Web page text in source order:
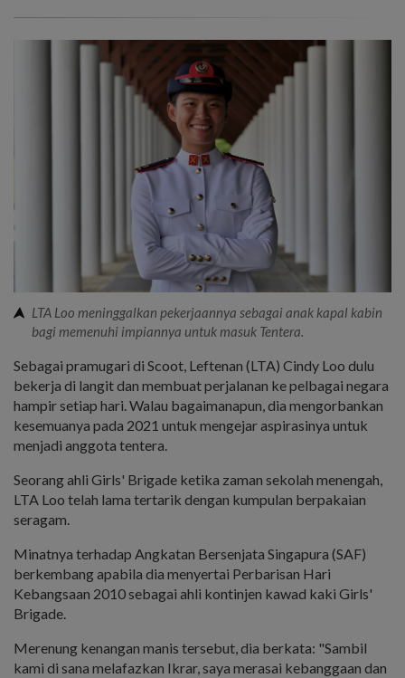
LTA Loo meninggalkan pekerjaannya sebagai anak kapal kabin
bagi memenuhi impiannya untuk masuk Tentera.
Sebagai pramugari di Scoot, Leftenan (LTA) Cindy Loo dulu
bekerja di langit dan membuat perjalanan ke pelbagai negara
hampir setiap hari. Walau bagaimanapun, dia mengorbankan
kesemuanya pada 2021 untuk mengejar aspirasinya untuk
menjadi anggota tentera.
Seorang ahli Girls' Brigade ketika zaman sekolah menengah,
LTA Loo telah lama tertarik dengan kumpulan berpakaian
seragam.
Minatnya terhadap Angkatan Bersenjata Singapura (SAF)
berkembang apabila dia menyertai Perbarisan Hari
Kebangsaan 2010 sebagai ahli kontinjen kawad kaki Girls'
Brigade.
Merenung kenangan manis tersebut, dia berkata: "Sambil
kami di sana melafazkan Ikrar, saya merasai kebanggaan dan